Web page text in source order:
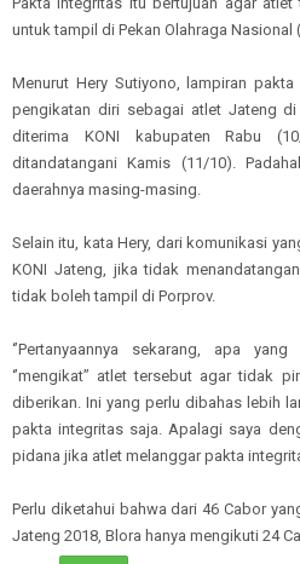
untuk tampil di Pekan Olahraga Nasional
Menurut Hery Sutiyono, lampiran
pengikatan diri sebagai atlet Jateng
diterima KONI kabupaten Rabu
ditandatangani Kamis (11/10).
daerahnya masing-masing.
Selain itu, kata Hery, dari komunikasi
KONI Jateng, jika tidak
tidak boleh tampil di Porprov.
‘’Pertanyaannya sekarang, apa
‘’mengikat’’ atlet tersebut agar tidak
diberikan. Ini yang perlu dibahas lebih
pakta integritas saja. Apalagi saya
pidana jika atlet melanggar pakta
Perlu diketahui bahwa dari 46 Cabor
Jateng 2018, Blora hanya mengikuti 24